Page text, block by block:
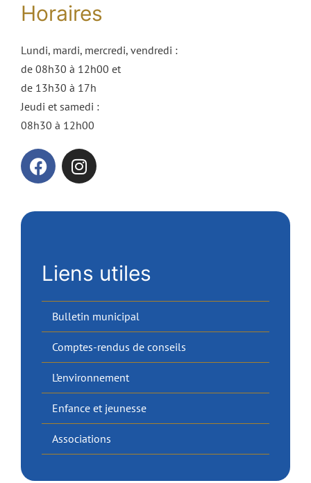
Horaires
Lundi, mardi, mercredi, vendredi :
de 08h30 à 12h00 et
de 13h30 à 17h
Jeudi et samedi :
08h30 à 12h00
Liens utiles
Bulletin municipal
Comptes-rendus de conseils
L’environnement
Enfance et jeunesse
Associations